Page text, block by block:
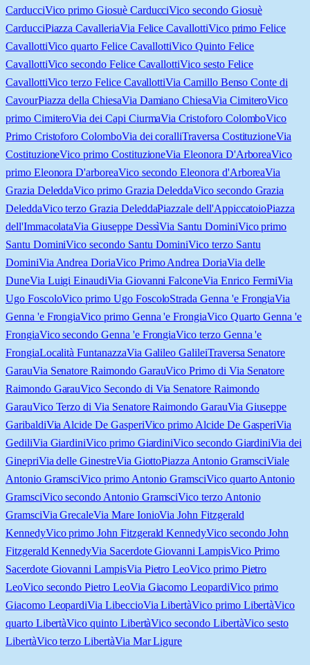
CarducciVico primo Giosuè CarducciVico secondo Giosuè
CarducciPiazza CavalleriaVia Felice CavallottiVico primo Felice
CavallottiVico quarto Felice CavallottiVico Quinto Felice
CavallottiVico secondo Felice CavallottiVico sesto Felice
CavallottiVico terzo Felice CavallottiVia Camillo Benso Conte di
CavourPiazza della ChiesaVia Damiano ChiesaVia CimiteroVico
primo CimiteroVia dei Capi CiurmaVia Cristoforo ColomboVico
Primo Cristoforo ColomboVia dei coralliTraversa CostituzioneVia
CostituzioneVico primo CostituzioneVia Eleonora D'ArboreaVico
primo Eleonora D'arboreaVico secondo Eleonora d'ArboreaVia
Grazia DeleddaVico primo Grazia DeleddaVico secondo Grazia
DeleddaVico terzo Grazia DeleddaPiazzale dell'AppiccatoioPiazza
dell'ImmacolataVia Giuseppe DessìVia Santu DominiVico primo
Santu DominiVico secondo Santu DominiVico terzo Santu
DominiVia Andrea DoriaVico Primo Andrea DoriaVia delle
DuneVia Luigi EinaudiVia Giovanni FalconeVia Enrico FermiVia
Ugo FoscoloVico primo Ugo FoscoloStrada Genna 'e FrongiaVia
Genna 'e FrongiaVico primo Genna 'e FrongiaVico Quarto Genna 'e
FrongiaVico secondo Genna 'e FrongiaVico terzo Genna 'e
FrongiaLocalità FuntanazzaVia Galileo GalileiTraversa Senatore
GarauVia Senatore Raimondo GarauVico Primo di Via Senatore
Raimondo GarauVico Secondo di Via Senatore Raimondo
GarauVico Terzo di Via Senatore Raimondo GarauVia Giuseppe
GaribaldiVia Alcide De GasperiVico primo Alcide De GasperiVia
GediliVia GiardiniVico primo GiardiniVico secondo GiardiniVia dei
GinepriVia delle GinestreVia GiottoPiazza Antonio GramsciViale
Antonio GramsciVico primo Antonio GramsciVico quarto Antonio
GramsciVico secondo Antonio GramsciVico terzo Antonio
GramsciVia GrecaleVia Mare IonioVia John Fitzgerald
KennedyVico primo John Fitzgerald KennedyVico secondo John
Fitzgerald KennedyVia Sacerdote Giovanni LampisVico Primo
Sacerdote Giovanni LampisVia Pietro LeoVico primo Pietro
LeoVico secondo Pietro LeoVia Giacomo LeopardiVico primo
Giacomo LeopardiVia LibeccioVia LibertàVico primo LibertàVico
quarto LibertàVico quinto LibertàVico secondo LibertàVico sesto
LibertàVico terzo LibertàVia Mar Ligure